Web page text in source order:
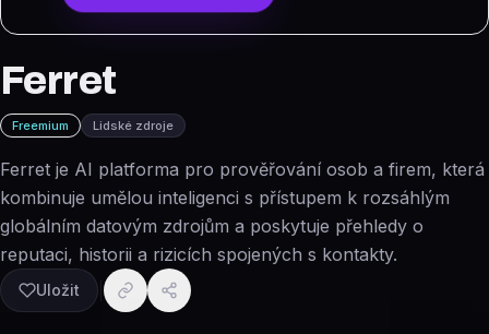
Ferret
Freemium Lidské zdroje
Ferret je AI platforma pro prověřování osob a firem, která
kombinuje umělou inteligenci s přístupem k rozsáhlým
globálním datovým zdrojům a poskytuje přehledy o
reputaci, historii a rizicích spojených s kontakty.
Uložit